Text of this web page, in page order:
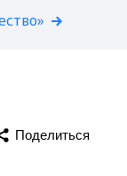
Поделиться